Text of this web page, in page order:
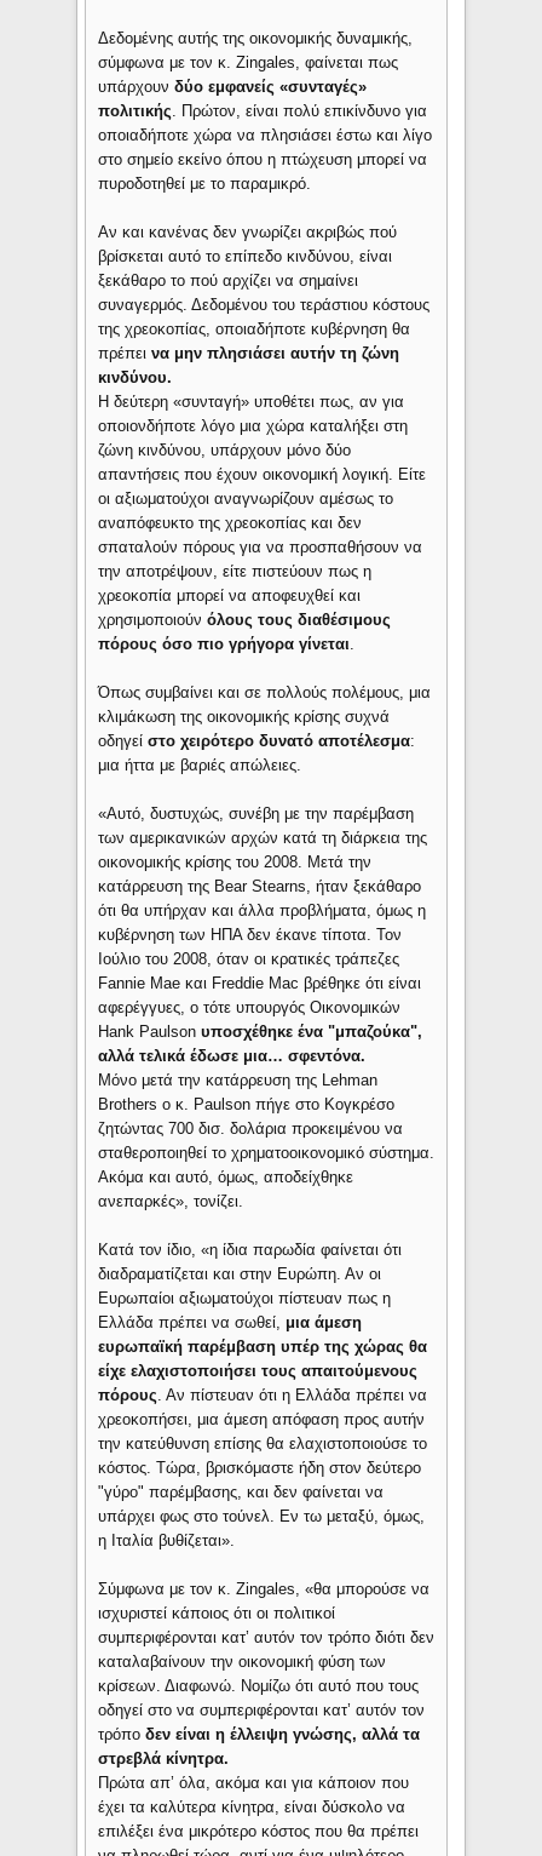
Δεδομένης αυτής της οικονομικής δυναμικής,
σύμφωνα με τον κ. Zingales, φαίνεται πως
υπάρχουνδύο εμφανείς «συνταγές»
πολιτικής . Πρώτον, είναι πολύ επικίνδυνο για
οποιαδήποτε χώρα να πλησιάσει έστω και λίγο
στο σημείο εκείνο όπου η πτώχευση μπορεί να
πυροδοτηθεί με το παραμικρό.
Αν και κανένας δεν γνωρίζει ακριβώς πού
βρίσκεται αυτό το επίπεδο κινδύνου, είναι
ξεκάθαρο το πού αρχίζει να σημαίνει
συναγερμός. Δεδομένου του τεράστιου κόστους
της χρεοκοπίας, οποιαδήποτε κυβέρνηση θα
πρέπεινα μην πλησιάσει αυτήν τη ζώνη
κινδύνου.
Η δεύτερη «συνταγή» υποθέτει πως, αν για
οποιονδήποτε λόγο μια χώρα καταλήξει στη
ζώνη κινδύνου, υπάρχουν μόνο δύο
απαντήσεις που έχουν οικονομική λογική. Είτε
οι αξιωματούχοι αναγνωρίζουν αμέσως το
αναπόφευκτο της χρεοκοπίας και δεν
σπαταλούν πόρους για να προσπαθήσουν να
την αποτρέψουν, είτε πιστεύουν πως η
χρεοκοπία μπορεί να αποφευχθεί και
χρησιμοποιούνόλους τους διαθέσιμους
πόρους όσο πιο γρήγορα γίνεται
Όπως συμβαίνει και σε πολλούς πολέμους, μια
κλιμάκωση της οικονομικής κρίσης συχνά
οδηγείστο χειρότερο δυνατό αποτέλεσμα:
μια ήττα με βαριές απώλειες.
«Αυτό, δυστυχώς, συνέβη με την παρέμβαση
των αμερικανικών αρχών κατά τη διάρκεια της
οικονομικής κρίσης του 2008. Μετά την
κατάρρευση της Bear Stearns, ήταν ξεκάθαρο
ότι θα υπήρχαν και άλλα προβλήματα, όμως η
κυβέρνηση των ΗΠΑ δεν έκανε τίποτα. Τον
Ιούλιο του 2008, όταν οι κρατικές τράπεζες
Fannie Mae και Freddie Mac βρέθηκε ότι είναι
αφερέγγυες, ο τότε υπουργός Οικονομικών
Hank Paulsonυποσχέθηκε ένα "μπαζούκα",
αλλά τελικά έδωσε μια… σφεντόνα.
Μόνο μετά την κατάρρευση της Lehman
Brothers ο κ. Paulson πήγε στο Κογκρέσο
ζητώντας 700 δισ. δολάρια προκειμένου να
σταθεροποιηθεί το χρηματοοικονομικό σύστημα.
Ακόμα και αυτό, όμως, αποδείχθηκε
ανεπαρκές», τονίζει.
Κατά τον ίδιο, «η ίδια παρωδία φαίνεται ότι
διαδραματίζεται και στην Ευρώπη. Αν οι
Ευρωπαίοι αξιωματούχοι πίστευαν πως η
Ελλάδα πρέπει να σωθεί, μια άμεση
ευρωπαϊκή παρέμβαση υπέρ της χώρας θα
είχε ελαχιστοποιήσει τους απαιτούμενους
πόρους . Αν πίστευαν ότι η Ελλάδα πρέπει να
χρεοκοπήσει, μια άμεση απόφαση προς αυτήν
την κατεύθυνση επίσης θα ελαχιστοποιούσε το
κόστος. Τώρα, βρισκόμαστε ήδη στον δεύτερο
"γύρο" παρέμβασης, και δεν φαίνεται να
υπάρχει φως στο τούνελ. Εν τω μεταξύ, όμως,
η Ιταλία βυθίζεται».
Σύμφωνα με τον κ. Zingales, «θα μπορούσε να
ισχυριστεί κάποιος ότι οι πολιτικοί
συμπεριφέρονται κατ’ αυτόν τον τρόπο διότι δεν
καταλαβαίνουν την οικονομική φύση των
κρίσεων. Διαφωνώ. Νομίζω ότι αυτό που τους
οδηγεί στο να συμπεριφέρονται κατ’ αυτόν τον
τρόποδεν είναι η έλλειψη γνώσης, αλλά τα
στρεβλά κίνητρα.
Πρώτα απ’ όλα, ακόμα και για κάποιον που
έχει τα καλύτερα κίνητρα, είναι δύσκολο να
επιλέξει ένα μικρότερο κόστος που θα πρέπει